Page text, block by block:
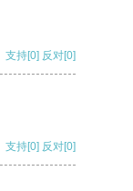
支持[0] 反对[0]
支持[0] 反对[0]